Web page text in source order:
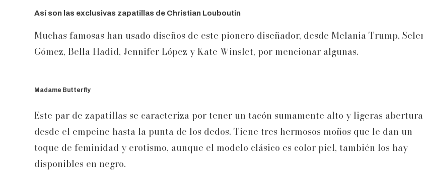
Así son las exclusivas zapatillas de Christian Louboutin
Muchas famosas han usado diseños de este pionero diseñador, desde Melania Trump,
Gómez, Bella Hadid, Jennifer López y Kate Winslet, por mencionar algunas.
Madame Butterfly
Este par de zapatillas se caracteriza por tener un tacón sumamente alto y ligeras
desde el empeine hasta la punta de los dedos. Tiene tres hermosos moños que le dan un
toque de feminidad y erotismo, aunque el modelo clásico es color piel, también los hay
disponibles en negro.